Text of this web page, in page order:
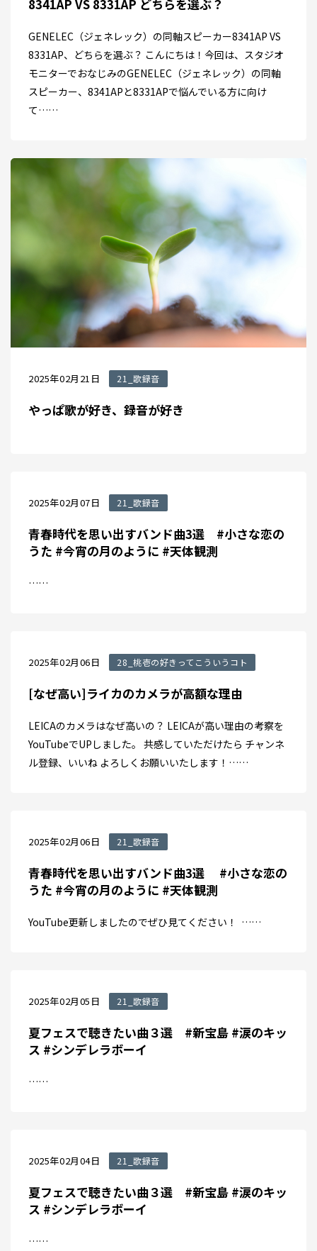
8341AP VS 8331AP どちらを選ぶ？
GENELEC（ジェネレック）の同軸スピーカー8341AP VS
8331AP、どちらを選ぶ？ こんにちは！今回は、スタジオ
モニターでおなじみのGENELEC（ジェネレック）の同軸
スピーカー、8341APと8331APで悩んでいる方に向け
て……
2025年02月21日 21_歌録音
やっぱ歌が好き、録音が好き
2025年02月07日 21_歌録音
青春時代を思い出すバンド曲3選 #小さな恋の
うた #今宵の月のように #天体観測
……
2025年02月06日 28_桃壱の好きってこういうコト
[なぜ高い]ライカのカメラが高額な理由
LEICAのカメラはなぜ高いの？ LEICAが高い理由の考察を
YouTubeでUPしました。 共感していただけたら チャンネ
ル登録、いいね よろしくお願いいたします！……
2025年02月06日 21_歌録音
青春時代を思い出すバンド曲3選 #小さな恋の
うた #今宵の月のように #天体観測
YouTube更新しましたのでぜひ見てください！ ……
2025年02月05日 21_歌録音
夏フェスで聴きたい曲３選 #新宝島 #涙のキッ
ス #シンデレラボーイ
……
2025年02月04日 21_歌録音
夏フェスで聴きたい曲３選 #新宝島 #涙のキッ
ス #シンデレラボーイ
……